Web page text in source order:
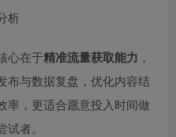
析
心在于精准流量获取能力 ，
布与数据复盘，优化内容结
率，更适合愿意投入时间做
者。